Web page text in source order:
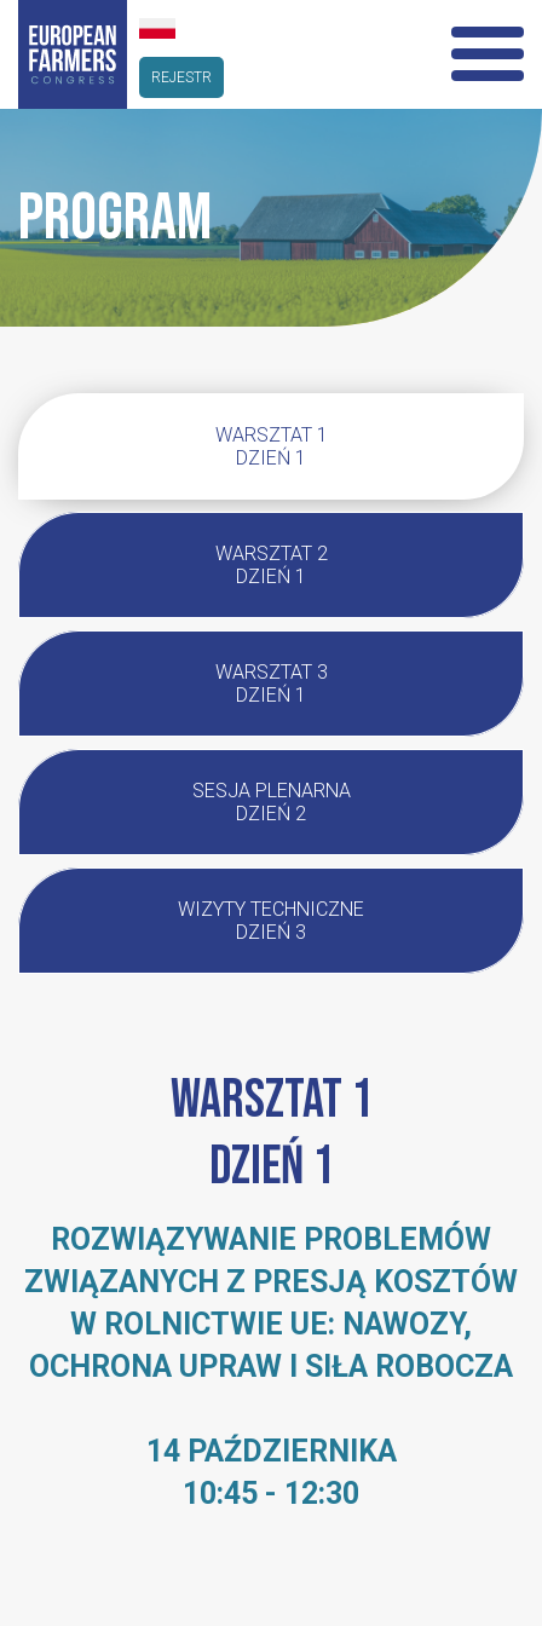
REJESTR
PROGRAM
WARSZTAT 1
DZIEŃ 1
WARSZTAT 2
DZIEŃ 1
WARSZTAT 3
DZIEŃ 1
SESJA PLENARNA
DZIEŃ 2
WIZYTY TECHNICZNE
DZIEŃ 3
Warsztat 1
Dzień 1
ROZWIĄZYWANIE PROBLEMÓW
ZWIĄZANYCH Z PRESJĄ KOSZTÓW
W ROLNICTWIE UE: NAWOZY,
OCHRONA UPRAW I SIŁA ROBOCZA
14 PAŹDZIERNIKA
10:45 - 12:30